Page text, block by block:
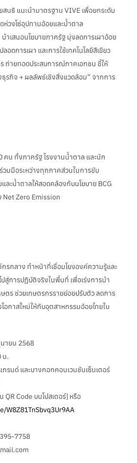
นธิ แนะนำมาตรฐาน VIVE เพื่อยกระดับ
วงโซ่อุปทานอ้อยและน้ำตาล
ำเสนอนโยบายภาครัฐ มุ่งลดการเผาอ้อย
อดการเผา และการใช้เทคโนโลยีสีเขียว
ถ่ายทอดประสบการณ์ภาคเอกชน ชี้ให้
ธุรกิจ + ผลลัพธ์เชิงสิ่งแวดล้อม” จากการ
คน ทั้งภาครัฐ โรงงานน้ำตาล และนัก
วมมือระหว่างทุกภาคส่วนในการขับ
ละน้ำตาลให้สอดคล้องกับนโยบาย BCG
Net Zero Emission
กรกลาง ทำหน้าที่เชื่อมโยงองค์ความรู้และ
สู่การปฏิบัติจริงในพื้นที่ เพื่อเร่งการนำ
ษตร ช่วยเกษตรกรรายย่อยปรับตัว ลดการ
อกาสใหม่ให้กับอุตสาหกรรมอ้อยไทยใน
ายน 2568
น.
กรนด์ และบางกอกคอนเวนชันเซ็นเตอร์
QR Code บนโปสเตอร์] หรือ
W8Z81TnSbvq3Ur9AA
7758